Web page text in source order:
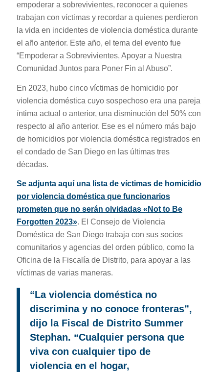
empoderar a sobrevivientes, reconocer a quienes
trabajan con víctimas y recordar a quienes perdieron
la vida en incidentes de violencia doméstica durante
el año anterior. Este año, el tema del evento fue
“Empoderar a Sobrevivientes, Apoyar a Nuestra
Comunidad Juntos para Poner Fin al Abuso”.
En 2023, hubo cinco víctimas de homicidio por
violencia doméstica cuyo sospechoso era una pareja
íntima actual o anterior, una disminución del 50% con
respecto al año anterior. Ese es el número más bajo
de homicidios por violencia doméstica registrados en
el condado de San Diego en las últimas tres
décadas.
Se adjunta aquí una lista de víctimas de homicidio
por violencia doméstica que funcionarios
prometen que no serán olvidadas «Not to Be
Forgotten 2023». El Consejo de Violencia
Doméstica de San Diego trabaja con sus socios
comunitarios y agencias del orden público, como la
Oficina de la Fiscalía de Distrito, para apoyar a las
víctimas de varias maneras.
“La violencia doméstica no
discrimina y no conoce fronteras”,
dijo la Fiscal de Distrito Summer
Stephan. “Cualquier persona que
viva con cualquier tipo de
violencia en el hogar,